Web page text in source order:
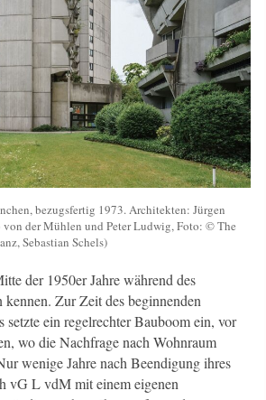
bezugsfertig 1973. Architekten: Jürgen
von der Mühlen und Peter Ludwig, Foto: © The
Sebastian Schels)
der 1950er Jahre während des
Zur Zeit des beginnenden
setzte ein regelrechter Bauboom ein, vor
wo die Nachfrage nach Wohnraum
wenige Jahre nach Beendigung ihres
vG L vdM mit einem eigenen